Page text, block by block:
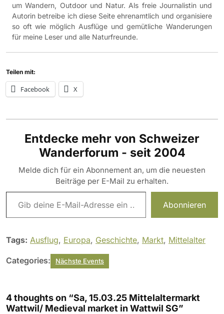
um Wandern, Outdoor und Natur. Als freie Journalistin und
Autorin betreibe ich diese Seite ehrenamtlich und organisiere
so oft wie möglich Ausflüge und gemütliche Wanderungen
für meine Leser und alle Naturfreunde.
Teilen mit:
Facebook X
Entdecke mehr von Schweizer
Wanderforum - seit 2004
Melde dich für ein Abonnement an, um die neuesten
Beiträge per E-Mail zu erhalten.
Gib deine E-Mail-Adresse ein ...
Abonnieren
Tags: Ausflug, Europa, Geschichte, Markt, Mittelalter
Categories: Nächste Events
4 thoughts on “Sa, 15.03.25 Mittelaltermarkt
Wattwil/ Medieval market in Wattwil SG”